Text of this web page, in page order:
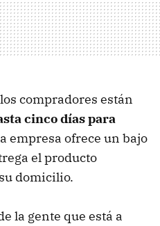
compradores están
cinco días para
empresa ofrece un bajo
el producto
domicilio.
la gente que está a